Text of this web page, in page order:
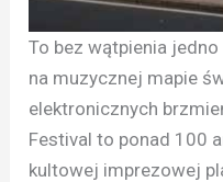
To bez wątpienia
na muzycznej mapie
elektronicznych
Festival to ponad 100
kultowej imprezowej